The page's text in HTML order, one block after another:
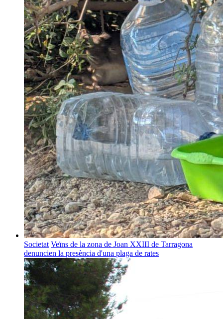
Societat Veïns de la zona de Joan XXIII de Tarragona
denuncien la presència d'una plaga de rates